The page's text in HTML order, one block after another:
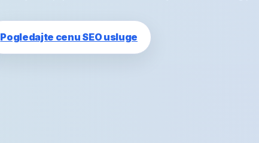
Pogledajte cenu SEO usluge